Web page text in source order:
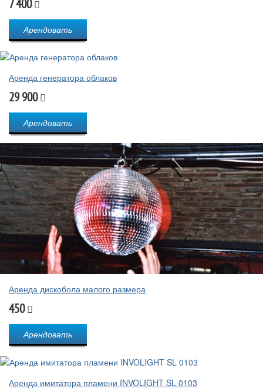
7 400
Арендовать
Аренда генератора облаков
29 900
Арендовать
Аренда дискобола малого размера
450
Арендовать
Аренда имитатора пламени INVOLIGHT SL 0103